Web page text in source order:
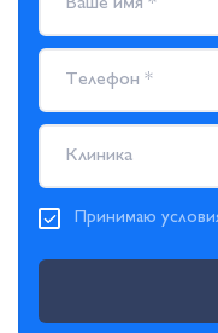
Клиника
Принимаю